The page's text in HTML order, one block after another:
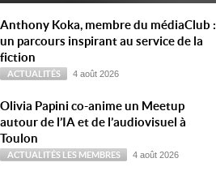
Anthony Koka, membre du médiaClub :
un parcours inspirant au service de la
fiction
ACTUALITÉS 4 août 2026
Olivia Papini co-anime un Meetup
autour de l’IA et de l’audiovisuel à
Toulon
ACTUALITÉS LES MEMBRES 4 août 2026